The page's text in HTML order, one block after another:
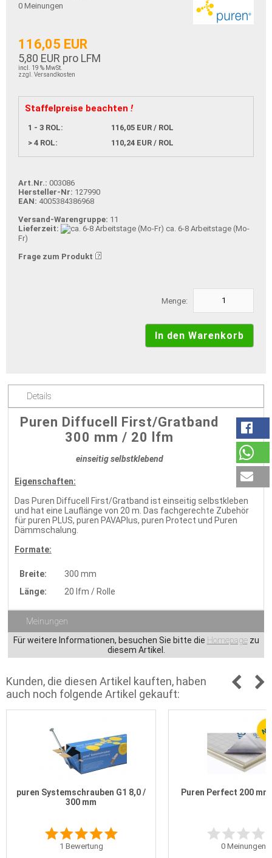
0 Meinungen
116,05 EUR
5,80 EUR pro LFM
incl. 19 % MwSt.
zzgl. Versandkosten
Staffelpreise beachten !
1 - 3 ROL:
116,05 EUR / ROL
> 4 ROL:
110,24 EUR / ROL
Art.Nr.: 003086
Hersteller-Nr: 127990
EAN: 4005384386968
Versand-Warengruppe: 11
Lieferzeit:
ca. 6-8 Arbeitstage (Mo-
Fr)
Frage zum Produkt
Menge:
Details
Puren Diffucell First/Gratband
300 mm / 20 lfm
einseitig selbstklebend
Eigenschaften:
Das Puren Diffucell First/Gratband ist einseitig selbstkleben
und hat eine Lauflänge von 20 m. Das fachgerechte Zubehör
für puren PLUS, puren PAVAPlus, puren Protect und Puren
Dämmschalung.
Formate:
Breite:
300 mm
Länge:
20 lfm / Rolle
Meinungen
Für weitere Informationen, besuchen Sie bitte die Homepagezu
diesem Artikel.
Kunden, die diesen Artikel kauften, haben
auch noch folgende Artikel gekauft:
puren Systemschrauben G1 8,0 /
300 mm
1 Bewertung
Puren Perfect 200 mm
0Meinungen